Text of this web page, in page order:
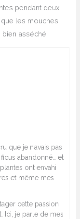
pendant deux
que les mouches
asséché.
que je n’avais pas
ficus abandonné… et
ont envahi
et même mes
cette passion
Ici, je parle de mes